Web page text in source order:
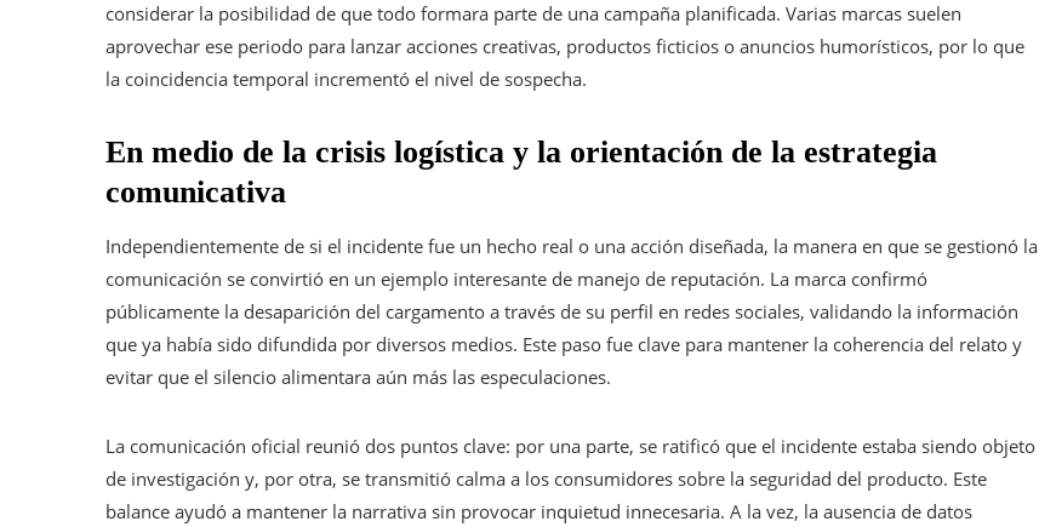
considerar la posibilidad de que todo formara parte de una campaña planificada. Varias marcas suelen
aprovechar ese periodo para lanzar acciones creativas, productos ficticios o anuncios humorísticos, por lo que
la coincidencia temporal incrementó el nivel de sospecha.
En medio de la crisis logística y la orientación de la estrategia
comunicativa
Independientemente de si el incidente fue un hecho real o una acción diseñada, la manera en que se gestionó la
comunicación se convirtió en un ejemplo interesante de manejo de reputación. La marca confirmó
públicamente la desaparición del cargamento a través de su perfil en redes sociales, validando la información
que ya había sido difundida por diversos medios. Este paso fue clave para mantener la coherencia del relato y
evitar que el silencio alimentara aún más las especulaciones.
La comunicación oficial reunió dos puntos clave: por una parte, se ratificó que el incidente estaba siendo objeto
de investigación y, por otra, se transmitió calma a los consumidores sobre la seguridad del producto. Este
balance ayudó a mantener la narrativa sin provocar inquietud innecesaria. A la vez, la ausencia de datos